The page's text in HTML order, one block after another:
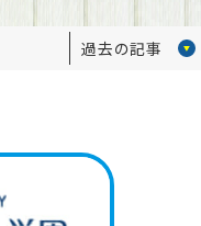
過去の記事